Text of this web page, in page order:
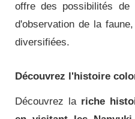
offre des possibilités de
d'observation de la
diversifiées.
Découvrez l'histoire
Découvrez la riche